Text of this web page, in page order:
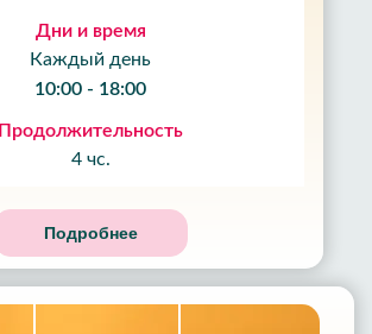
Дни и время
Каждый день
10:00 - 18:00
Продолжительность
4 чс.
Подробнее